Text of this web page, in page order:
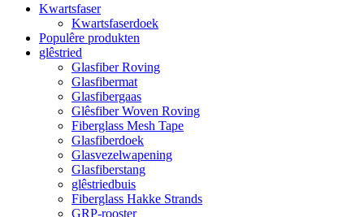
Kwartsfaser
Kwartsfaserdoek
Populêre produkten
glêstried
Glasfiber Roving
Glasfibermat
Glasfibergaas
Glêsfiber Woven Roving
Fiberglass Mesh Tape
Glasfiberdoek
Glasvezelwapening
Glasfiberstang
glêstriedbuis
Fiberglass Hakke Strands
GRP-rooster